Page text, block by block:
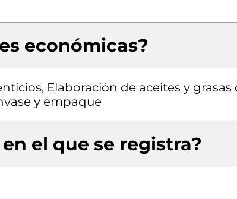
económicas?
Elaboración de aceites y grasas
y empaque
el que se registra?